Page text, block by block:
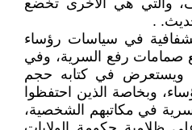
والتي هي الأخرى تخضع
.
في سياسات رؤساء
صمامات رفع السرية، وفي
ويستعرض في كتابه حجم
وبخاصة الذين احتفظوا
في مكاتبهم الشخصية،